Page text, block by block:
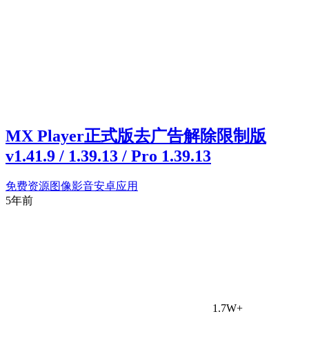
MX Player正式版去广告解除限制版
v1.41.9 / 1.39.13 / Pro 1.39.13
免费资源图像影音安卓应用
5年前
1.7W+